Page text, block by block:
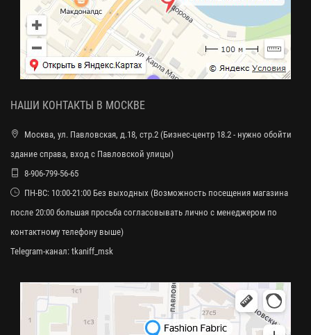
НАШИ КОНТАКТЫ В МОСКВЕ
Москва, ул. Павловская, д.18, стр.2 (Бизнес-центр 18.2 - нужно обойти
здание справа, вход с Павловской улицы)
8-906-799-56-65
ПН-ВС: 10:00-21:00 Без выходных (Возможность посещения магазина
после 20:00 большая просьба согласовывать лично с менеджером по
контактному телефону выше)
Telegram-канал: tkaniff_msk